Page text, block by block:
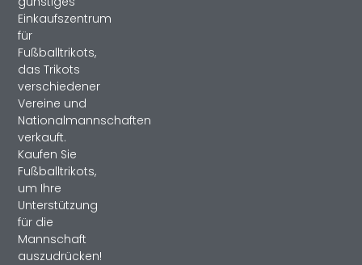
Einkaufszentrum
für
Fußballtrikots,
das Trikots
verschiedener
Vereine und
Nationalmannschaften
verkauft.
Kaufen Sie
Fußballtrikots,
um Ihre
Unterstützung
für die
Mannschaft
auszudrücken!